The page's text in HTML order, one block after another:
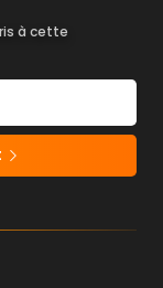
à cette